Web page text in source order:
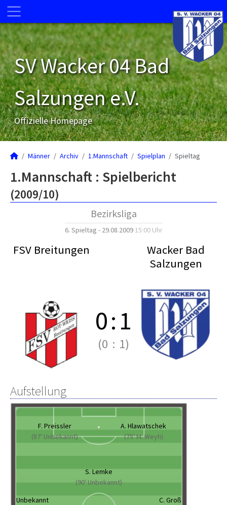
SV Wacker 04 Bad
Salzungen e.V.
Offizielle Homepage
Männer Archiv 1.Mannschaft Spielplan Spieltag
1.Mannschaft : Spielbericht
(2009/10)
Bezirksliga
6. Spieltag - 29.08.2009 15:00 Uhr
FSV Breitungen
Wacker Bad
Salzungen
0:1
(0 : 1)
Aufstellung
F. Preissler
(87' Unbekannt)
A. Hlawatschek
(75' M. Weyh)
S. Lemke
(90' Unbekannt)
Unbekannt
C. Groß